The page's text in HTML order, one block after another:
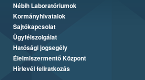
Nébih Laboratóriumok
Kormányhivatalok
Sajtókapcsolat
Ügyfélszolgálat
Hatósági jogsegély
Élelmiszermentő Központ
Hírlevél feliratkozás